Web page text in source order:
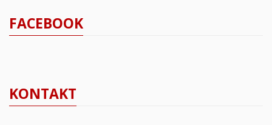
FACEBOOK
KONTAKT